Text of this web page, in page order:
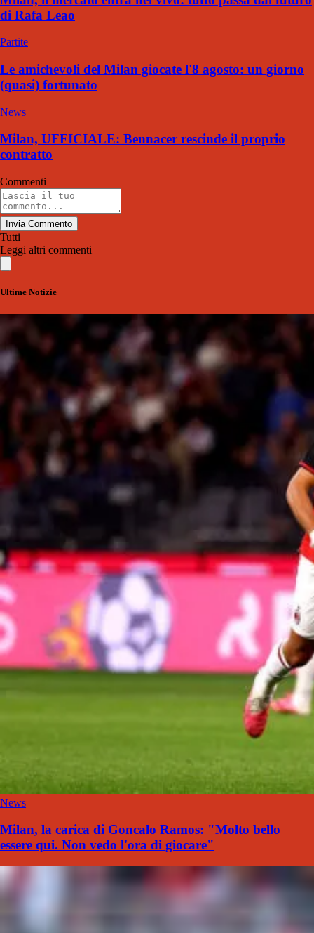
di Rafa Leao
Partite
Le amichevoli del Milan giocate l'8 agosto: un giorno
(quasi) fortunato
News
Milan, UFFICIALE: Bennacer rescinde il proprio
contratto
Commenti
Invia Commento
Tutti
Leggi altri commenti
Ultime Notizie
News
Milan, la carica di Goncalo Ramos: "Molto bello
essere qui. Non vedo l'ora di giocare"